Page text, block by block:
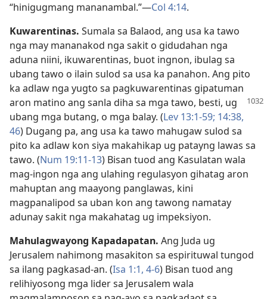
“hinigugmang mananambal.”​—Col 4:14.
Kuwarentinas. Sumala sa Balaod, ang usa ka tawo
nga may mananakod nga sakit o gidudahan nga
aduna niini, ikuwarentinas, buot ingnon, ibulag sa
ubang tawo o ilain sulod sa usa ka panahon. Ang pito
ka adlaw nga yugto sa pagkuwarentinas gipatuman
aron matino ang sanla diha sa mga tawo, besti, ug
ubang mga butang, o mga balay. (Lev 13:1-59; 14:​38,
46) Dugang pa, ang usa ka tawo mahugaw sulod sa
pito ka adlaw kon siya makahikap ug patayng lawas sa
tawo. (Num 19:11-13) Bisan tuod ang Kasulatan wala
mag-ingon nga ang ulahing regulasyon gihatag aron
mahuptan ang maayong panglawas, kini
magpanalipod sa uban kon ang tawong namatay
adunay sakit nga makahatag ug impeksiyon.
Mahulagwayong Kapadapatan. Ang Juda ug
Jerusalem nahimong masakiton sa espirituwal tungod
sa ilang pagkasad-an. (Isa 1:​1, 4-6) Bisan tuod ang
relihiyosong mga lider sa Jerusalem wala